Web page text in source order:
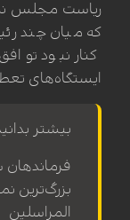
ریاست مجلس
که میان چند
کنار نبود
ایستگاه‌های
بیشتر
بزرگ‌ترین
المراسلین